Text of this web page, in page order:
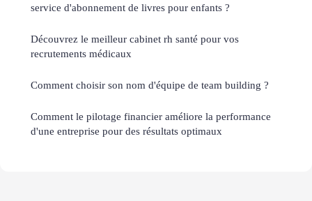
service d'abonnement de livres pour enfants ?
Découvrez le meilleur cabinet rh santé pour vos
recrutements médicaux
Comment choisir son nom d'équipe de team building ?
Comment le pilotage financier améliore la performance
d'une entreprise pour des résultats optimaux